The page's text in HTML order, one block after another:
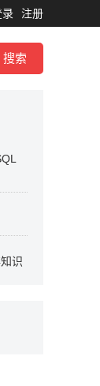
录 注册
识